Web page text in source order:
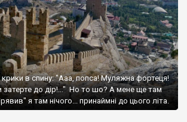
в спину: "Ааа, попса! Муляжна фортеця!
затерте до дір!..." Но то шо? А мене ще там
я там нічого... принаймні до цього літа.